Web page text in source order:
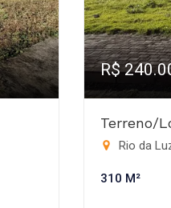
R$
Terreno/
Rio da
310 M²